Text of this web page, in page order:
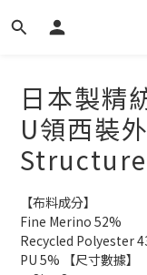
日本製精
U領西裝
【布料成分】
Fine Merino 52%
Recycled Polyester
PU 5% 【尺寸數據】